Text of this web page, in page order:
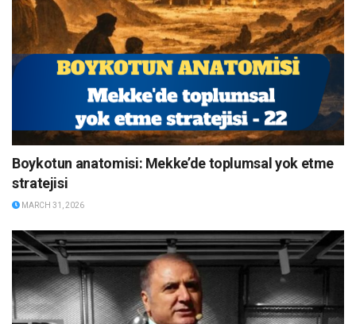
Boykotun anatomisi: Mekke’de toplumsal yok etme
stratejisi
MARCH 31, 2026